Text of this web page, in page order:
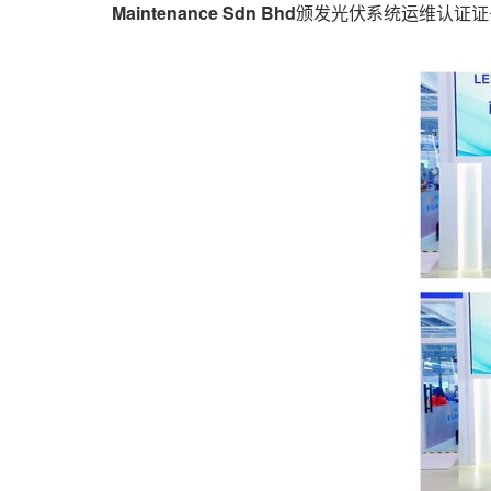
Maintenance Sdn Bhd颁发光伏系统运维认证